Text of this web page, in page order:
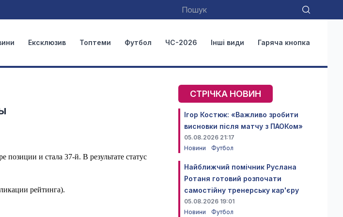
Ексклюзив Топтеми Футбол ЧС-2026 Інші види Гаряча кнопка
позиции и стала 37-й. В результате статус
рейтинга).
СТРІЧКА НОВИН
Ігор Костюк: «Важливо зробити
висновки після матчу з ПАОКом»
05.08.2026 21:17
Новини
Футбол
Найближчий помічник Руслана
Ротаня готовий розпочати
самостійну тренерську кар'єру
05.08.2026 19:01
Новини
Футбол